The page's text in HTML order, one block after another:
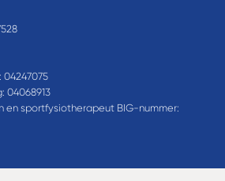
04068913
en sportfysiotherapeut BIG-nummer: